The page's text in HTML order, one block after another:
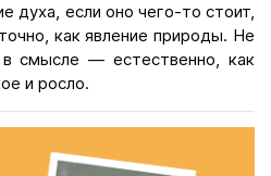
духа, если оно чего-то стоит,
как явление природы. Не
смысле — естественно, как
и росло.